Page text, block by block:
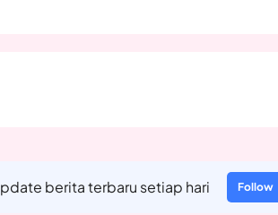
berita terbaru setiap hari Follow